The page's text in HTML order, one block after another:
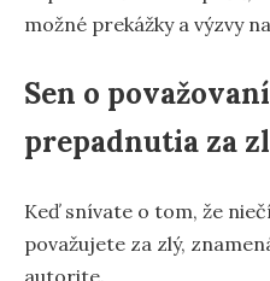
možné prekážky a výzvy
Sen o
prepadnutia za
Keď snívate o tom, že
považujete za zlý,
autorite.